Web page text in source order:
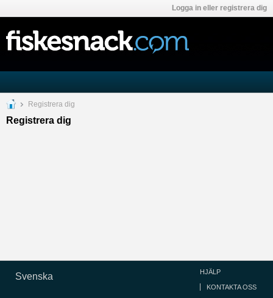
Logga in eller registrera dig
Registrera dig
Registrera dig
Svenska HJÄLP
KONTAKTA OSS